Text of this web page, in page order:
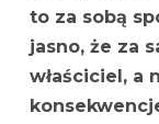
to za sobą
jasno, że za
właściciel, a